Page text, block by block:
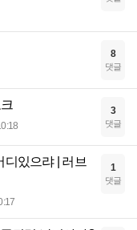
8
댓글
3
댓글
디있으랴 | 러브
1
댓글